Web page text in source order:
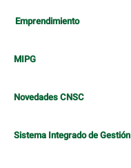
Emprendimiento
MIPG
Novedades CNSC
Sistema Integrado de Gestión